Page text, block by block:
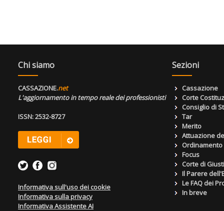
Chi siamo
CASSAZIONE.net
L'aggiornamento in tempo reale dei professionisti
ISSN: 2532-8727
Informativa sull'uso dei cookie
Informativa sulla privacy
Informativa Assistente AI
Sezioni
Cassazione
Corte
Consiglio di
Tar
Merito
Attuazione
Focus
Corte di
Il Parere
Le FAQ dei
In breve